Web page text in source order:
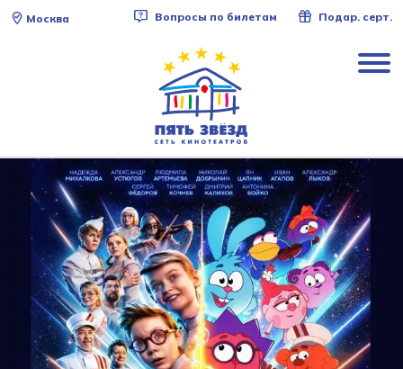
Москва Вопросы по билетам Подар. серт.